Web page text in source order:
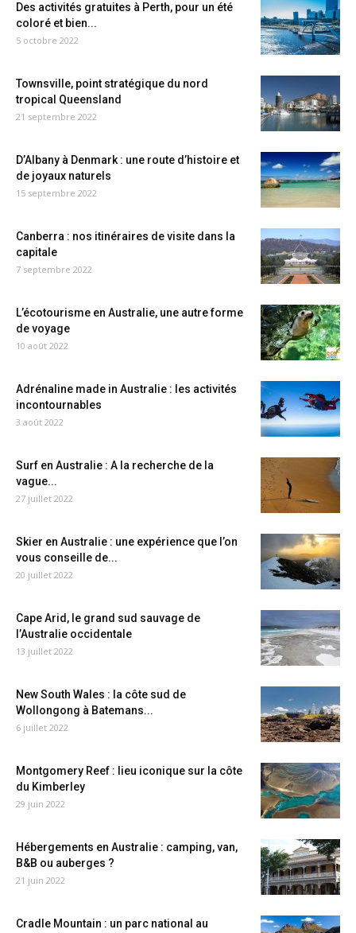
Des activités gratuites à Perth, pour un été
coloré et bien...
5 octobre 2022
Townsville, point stratégique du nord
tropical Queensland
21 septembre 2022
D’Albany à Denmark : une route d’histoire et
de joyaux naturels
15 septembre 2022
Canberra : nos itinéraires de visite dans la
capitale
7 septembre 2022
L’écotourisme en Australie, une autre forme
de voyage
10 août 2022
Adrénaline made in Australie : les activités
incontournables
3 août 2022
Surf en Australie : A la recherche de la
vague...
27 juillet 2022
Skier en Australie : une expérience que l’on
vous conseille de...
20 juillet 2022
Cape Arid, le grand sud sauvage de
l’Australie occidentale
13 juillet 2022
New South Wales : la côte sud de
Wollongong à Batemans...
6 juillet 2022
Montgomery Reef : lieu iconique sur la côte
du Kimberley
29 juin 2022
Hébergements en Australie : camping, van,
B&B ou auberges ?
21 juin 2022
Cradle Mountain : un parc national au